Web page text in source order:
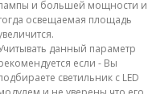
и большей мощности и
освещаемая площадь
данный параметр
если - Вы
светильник с LED